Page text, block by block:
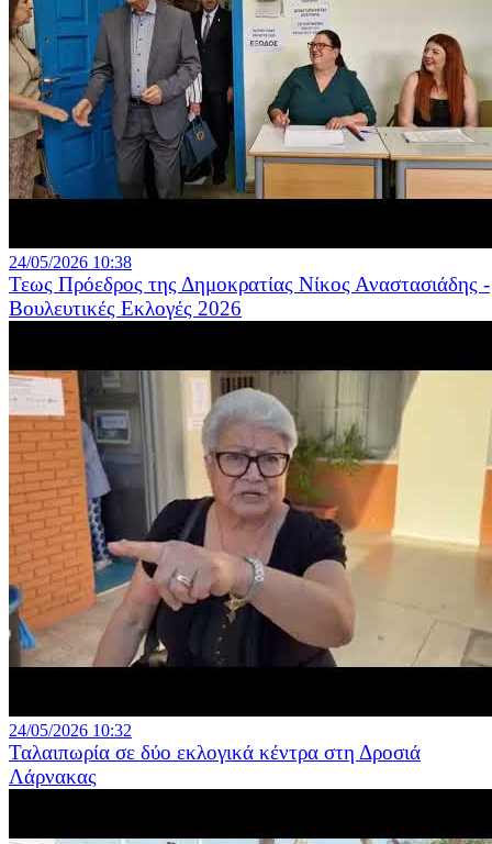
24/05/2026 10:38
Τεως Πρόεδρος της Δημοκρατίας Νίκος Αναστασιάδης -
Βουλευτικές Εκλογές 2026
24/05/2026 10:32
Ταλαιπωρία σε δύο εκλογικά κέντρα στη Δροσιά
Λάρνακας